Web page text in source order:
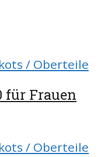
/ Oberteile
für Frauen
/ Oberteile